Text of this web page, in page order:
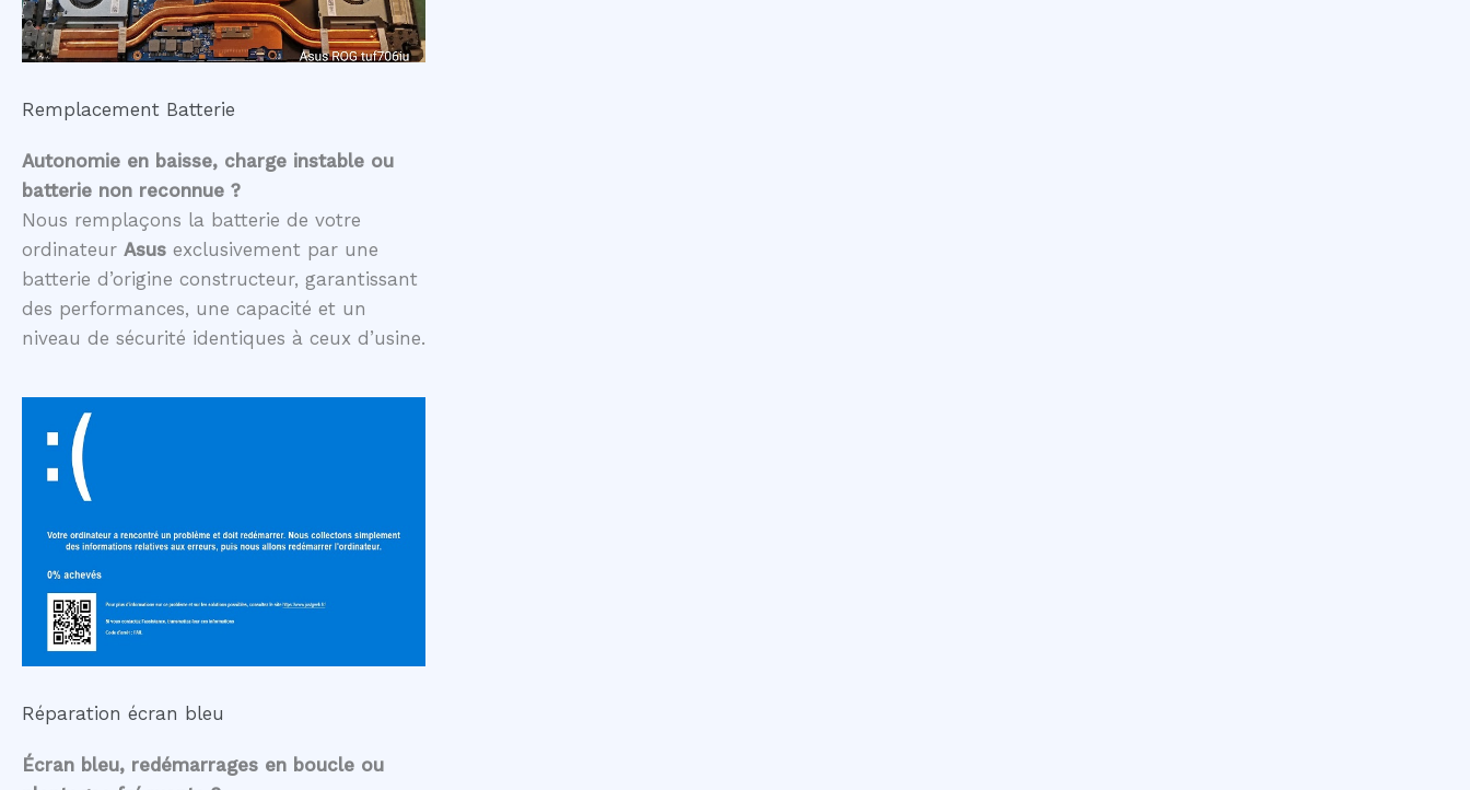
Remplacement Batterie
Autonomie en baisse, charge instable ou
batterie non reconnue ?
Nous remplaçons la batterie de votre
ordinateur Asus exclusivement par une
batterie d’origine constructeur, garantissant
des performances, une capacité et un
niveau de sécurité identiques à ceux d’usine.
Réparation écran bleu
Écran bleu, redémarrages en boucle ou